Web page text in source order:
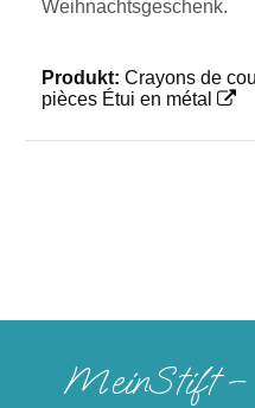
Weihnachtsgeschenk.
Produkt: Crayons de
pièces Étui en métal
MeinStift –